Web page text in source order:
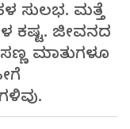
ಸುಲಭ. ಮತ್ತೆ
ಕಷ್ಟ. ಜೀವನದ
ಸಣ್ಣ ಮಾತುಗಳೂ